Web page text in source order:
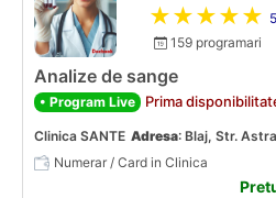
★★★★★
159 programari
Analize de sange
• Program Live Prima
Clinica SANTE Adresa: Blaj, Str.
Numerar / Card in Clinica